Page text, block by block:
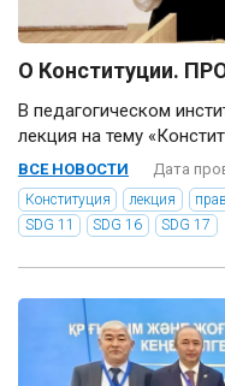
О Конституции.
В педагогическом
лекция на тему
ВСЕ НОВОСТИ Дата
Конституция лекция
SDG 11
SDG 16 SDG 17